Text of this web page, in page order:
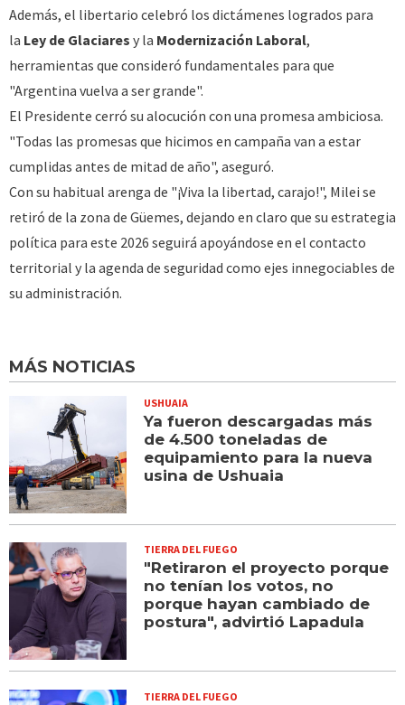
Además, el libertario celebró los dictámenes logrados para
la Ley de Glaciares y la Modernización Laboral,
herramientas que consideró fundamentales para que
"Argentina vuelva a ser grande".
El Presidente cerró su alocución con una promesa ambiciosa.
"Todas las promesas que hicimos en campaña van a estar
cumplidas antes de mitad de año", aseguró.
Con su habitual arenga de "¡Viva la libertad, carajo!", Milei se
retiró de la zona de Güemes, dejando en claro que su estrategia
política para este 2026 seguirá apoyándose en el contacto
territorial y la agenda de seguridad como ejes innegociables de
su administración.
MÁS NOTICIAS
USHUAIA
Ya fueron descargadas más
de 4.500 toneladas de
equipamiento para la nueva
usina de Ushuaia
TIERRA DEL FUEGO
"Retiraron el proyecto porque
no tenían los votos, no
porque hayan cambiado de
postura", advirtió Lapadula
TIERRA DEL FUEGO